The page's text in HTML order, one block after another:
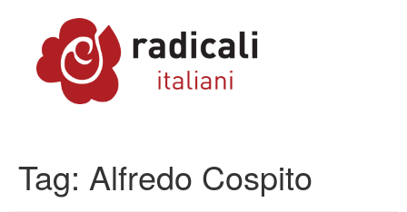
Tag: Alfredo Cospito